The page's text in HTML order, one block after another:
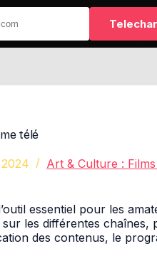
télé
Art & Culture :
essentiel pour les
sur les différentes
des contenus, le